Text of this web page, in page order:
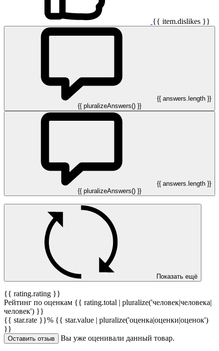
{{ item.dislikes }}
{{ answers.length }}
{{ pluralizeAnswers() }}
{{ answers.length }}
{{ pluralizeAnswers() }}
Показать ещё
{{ rating.rating }}
Рейтинг по оценкам {{ rating.total | pluralize('человек|человека|
человек') }}
{{ star.rate }}% {{ star.value | pluralize('оценка|оценки|оценок')
}}
Оставить отзыв Вы уже оценивали данный товар.